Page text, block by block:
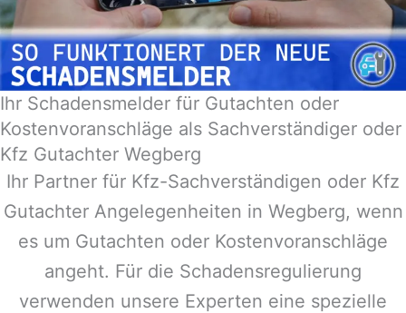
Ihr Schadensmelder für Gutachten oder
Kostenvoranschläge als Sachverständiger oder
Kfz Gutachter Wegberg
Ihr Partner für Kfz-Sachverständigen oder Kfz
Gutachter Angelegenheiten in Wegberg, wenn
es um Gutachten oder Kostenvoranschläge
angeht. Für die Schadensregulierung
verwenden unsere Experten eine spezielle